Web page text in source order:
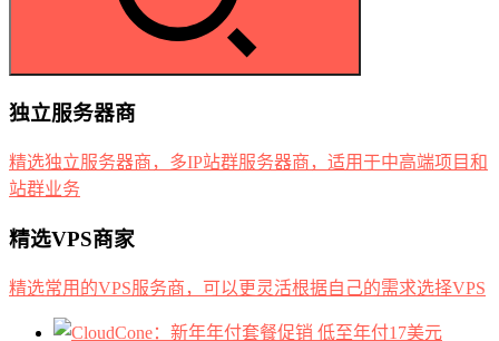
独立服务器商
精选独立服务器商，多IP站群服务器商，适用于中高端项目和
站群业务
精选VPS商家
精选常用的VPS服务商，可以更灵活根据自己的需求选择VPS